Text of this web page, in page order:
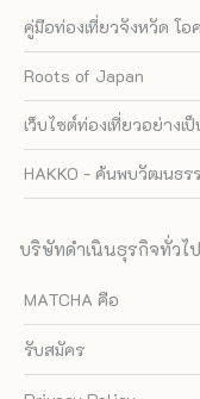
คู่มือท่องเที่ยวจังหวัด โอ
Roots of Japan
เว็บไซต์ท่องเที่ยวอย่างเ
HAKKO - ค้นพบวัฒนธ
บริษัทดำเนินธุรกิจทั่วไป
MATCHA คือ
รับสมัคร